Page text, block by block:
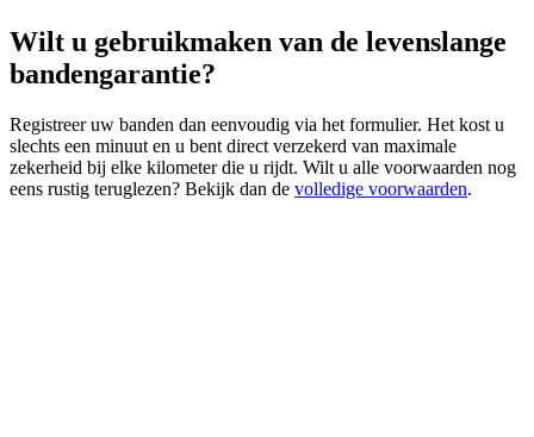
Wilt u gebruikmaken van de levenslange
bandengarantie?
Registreer uw banden dan eenvoudig via het formulier. Het kost u
slechts een minuut en u bent direct verzekerd van maximale
zekerheid bij elke kilometer die u rijdt. Wilt u alle voorwaarden nog
eens rustig teruglezen? Bekijk dan de volledige voorwaarden.